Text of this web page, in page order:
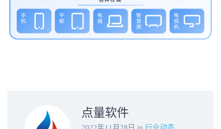
点量软件